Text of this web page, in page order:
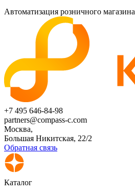
Автоматизация розничного магазина
+7 495 646-84-98
partners@compass-c.com
Москва,
Большая Никитская, 22/2
Обратная связь
Каталог